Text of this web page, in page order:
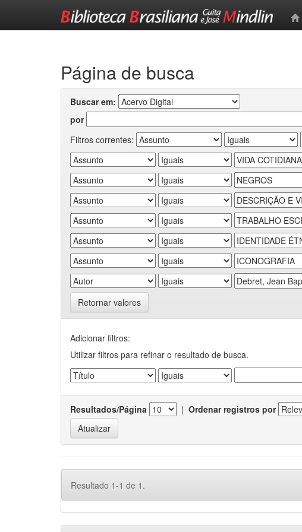
Página de busca
Buscar em:
por
Filtros correntes:
Retornar valores
Adicionar filtros:
Utilizar filtros para refinar o resultado de busca.
Resultados/Página | Ordenar registros por
Resultado 1-1 de 1.